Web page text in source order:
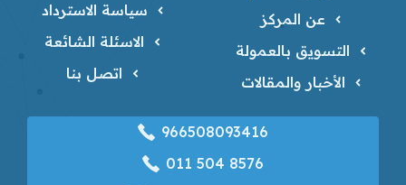
عن المركز
التسويق بالعمولة
الأخبار والمقالات
سياسة الاسترداد
الاسئلة الشائعة
اتصل بنا
966508093416
‎011 504 8576